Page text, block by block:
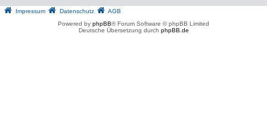
Impressum Datenschutz
AGB
Powered by phpBB® Forum Software © phpBB Limited
Deutsche Übersetzung durch phpBB.de